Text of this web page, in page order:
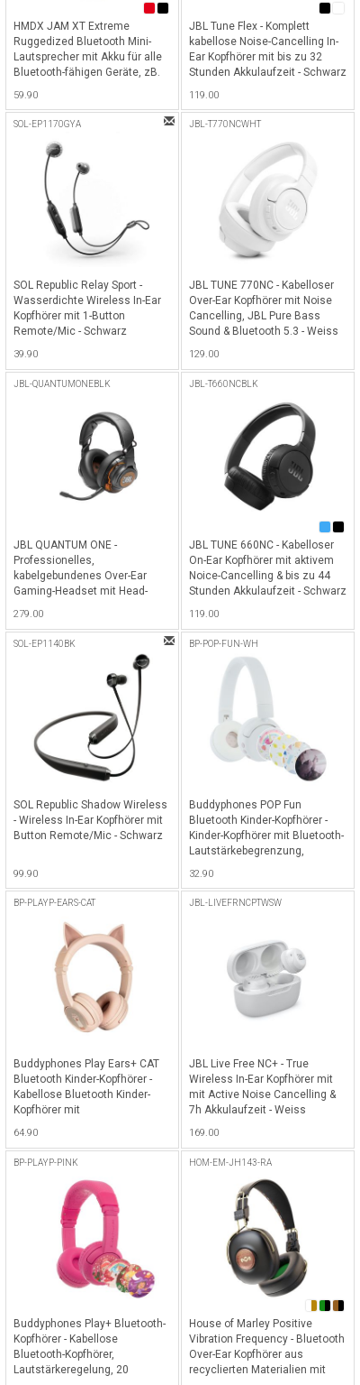
HMDX JAM XT Extreme
Ruggedized Bluetooth Mini-
Lautsprecher mit Akku für alle
Bluetooth-fähigen Geräte, zB.
59.90
JBL Tune Flex - Komplett
kabellose Noise-Cancelling In-
Ear Kopfhörer mit bis zu 32
Stunden Akkulaufzeit - Schwarz
119.00
SOL-EP1170GYA
SOL Republic Relay Sport -
Wasserdichte Wireless In-Ear
Kopfhörer mit 1-Button
Remote/Mic - Schwarz
39.90
JBL-T770NCWHT
JBL TUNE 770NC - Kabelloser
Over-Ear Kopfhörer mit Noise
Cancelling, JBL Pure Bass
Sound & Bluetooth 5.3 - Weiss
129.00
JBL-QUANTUMONEBLK
JBL QUANTUM ONE -
Professionelles,
kabelgebundenes Over-Ear
Gaming-Headset mit Head-
Schwarz
279.00
JBL-T660NCBLK
JBL TUNE 660NC - Kabelloser
On-Ear Kopfhörer mit aktivem
Noice-Cancelling & bis zu 44
Stunden Akkulaufzeit - Schwarz
119.00
SOL-EP1140BK
SOL Republic Shadow Wireless
- Wireless In-Ear Kopfhörer mit
Button Remote/Mic - Schwarz
99.90
BP-POP-FUN-WH
Buddyphones POP Fun
Bluetooth Kinder-Kopfhörer -
Kinder-Kopfhörer mit Bluetooth-
Lautstärkebegrenzung,
24 Stunden Akkulaufzeit,
kabellose faltbare On-Ear-
32.90
BP-PLAYP-EARS-CAT
Buddyphones Play Ears+ CAT
Bluetooth Kinder-Kopfhörer -
Kabellose Bluetooth Kinder-
Kopfhörer mit
Sprachverbesserung,
64.90
JBL-LIVEFRNCPTWSW
JBL Live Free NC+ - True
Wireless In-Ear Kopfhörer mit
mit Active Noise Cancelling &
7h Akkulaufzeit - Weiss
169.00
BP-PLAYP-PINK
Buddyphones Play+ Bluetooth-
Kopfhörer - Kabellose
Bluetooth-Kopfhörer,
Lautstärkeregelung, 20
HOM-EM-JH143-RA
House of Marley Positive
Vibration Frequency - Bluetooth
Over-Ear Kopfhörer aus
recyclierten Materialien mit